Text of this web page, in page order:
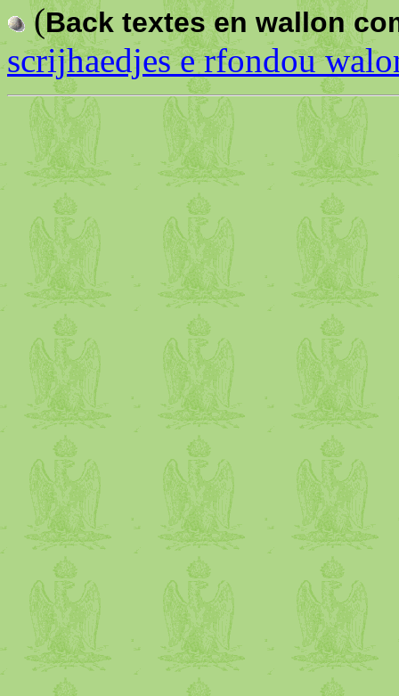
(Back textes en wallon
scrijhaedjes e rfondou